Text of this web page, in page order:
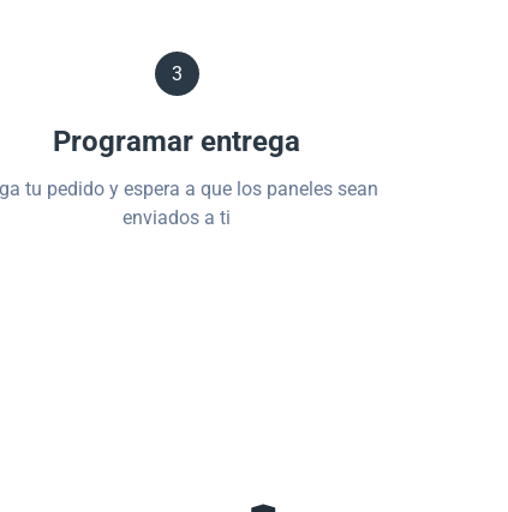
3
Programar entrega
tu pedido y espera a que los paneles sean
enviados a ti